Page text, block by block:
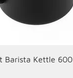
Hızlı Bakış
Barista Kettle 600